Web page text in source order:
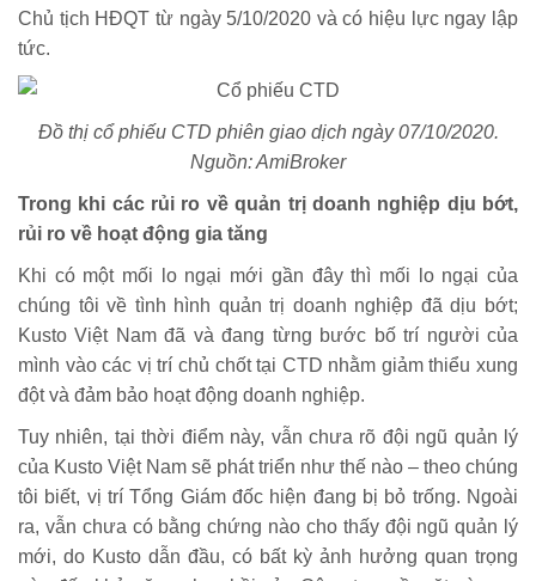
Chủ tịch HĐQT từ ngày 5/10/2020 và có hiệu lực ngay lập
tức.
Đồ thị cổ phiếu CTD phiên giao dịch ngày 07/10/2020.
Nguồn: AmiBroker
Trong khi các rủi ro về quản trị doanh nghiệp dịu bớt,
rủi ro về hoạt động gia tăng
Khi có một mối lo ngại mới gần đây thì mối lo ngại của
chúng tôi về tình hình quản trị doanh nghiệp đã dịu bớt;
Kusto Việt Nam đã và đang từng bước bố trí người của
mình vào các vị trí chủ chốt tại CTD nhằm giảm thiểu xung
đột và đảm bảo hoạt động doanh nghiệp.
Tuy nhiên, tại thời điểm này, vẫn chưa rõ đội ngũ quản lý
của Kusto Việt Nam sẽ phát triển như thế nào – theo chúng
tôi biết, vị trí Tổng Giám đốc hiện đang bị bỏ trống. Ngoài
ra, vẫn chưa có bằng chứng nào cho thấy đội ngũ quản lý
mới, do Kusto dẫn đầu, có bất kỳ ảnh hưởng quan trọng